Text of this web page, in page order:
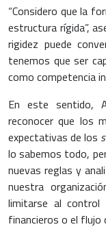
“Considero que la
estructura rígida”,
rigidez puede
tenemos que ser
como competencia
En este sentido,
reconocer que los
expectativas de los
lo sabemos todo,
nuevas reglas y
nuestra
limitarse al control
financieros o el flujo